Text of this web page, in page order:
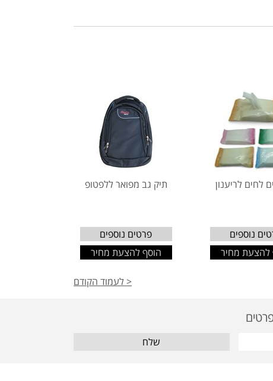
לחים לריענון
נוספים
להצעת מחיר
תיק גב מפואר ללפטופ
פרטים נוספים
הוסף להצעת מחיר
< לעמוד הקודם
שלח